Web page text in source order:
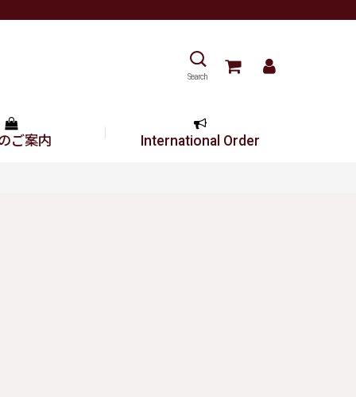
Search
ご案内 International Order